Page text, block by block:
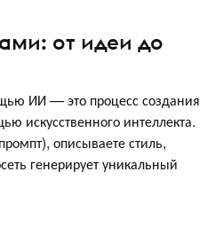
от идеи до
ИИ — это процесс создания
искусственного интеллекта.
описываете стиль,
генерирует уникальный